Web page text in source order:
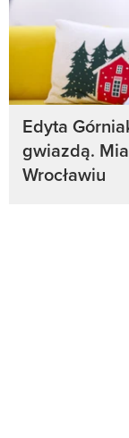
Edyta
gwiazdą.
Wrocławiu